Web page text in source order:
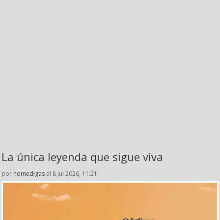
La única leyenda que sigue viva
por nomedigas el 8 jul 2026, 11:21